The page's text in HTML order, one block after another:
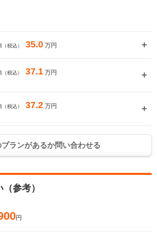
税込） 35.0 万円
税込） 37.1 万円
税込） 37.2 万円
ランがあるか問い合わせる
参考）
円